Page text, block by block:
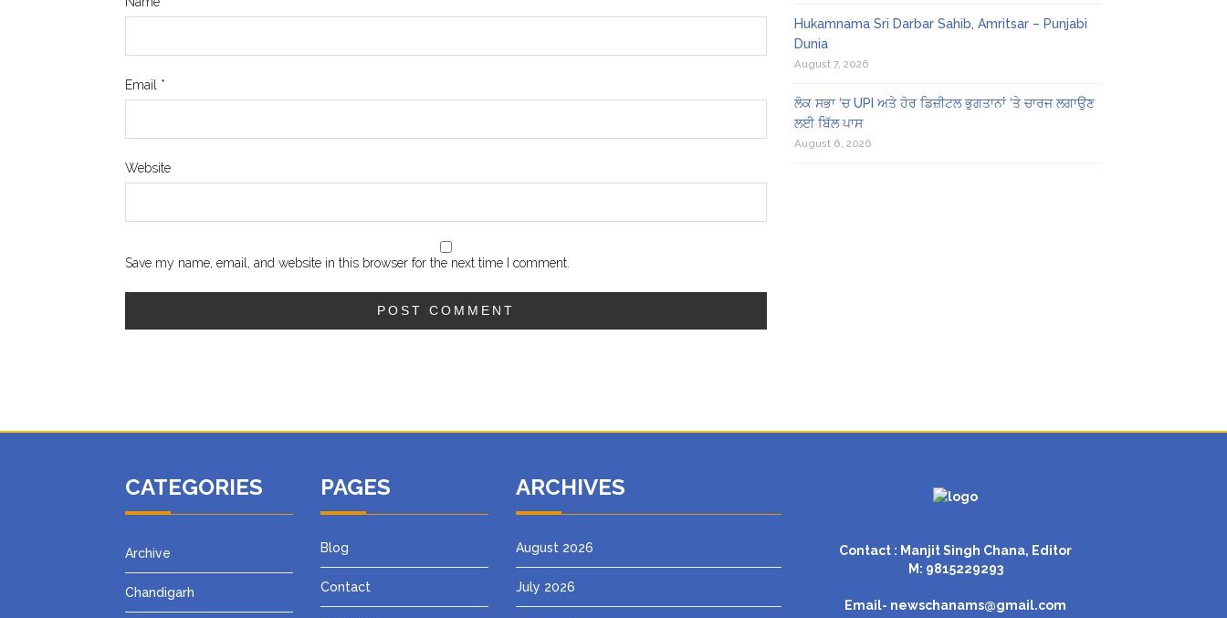
Email *
Website
Save my name, email, and website in this browser for the next time I comment.
Hukamnama Sri Darbar Sahib, Amritsar – Punjabi
Dunia
August 7, 2026
ਲੋਕ ਸਭਾ ‘ਚ UPI ਅਤੇ ਹੋਰ ਡਿਜ਼ੀਟਲ ਭੁਗਤਾਨਾਂ ‘ਤੇ ਚਾਰਜ ਲਗਾਉਣ
ਲਈ ਬਿੱਲ ਪਾਸ
August 6, 2026
CATEGORIES
Archive
Chandigarh
PAGES
Blog
Contact
ARCHIVES
August 2026
July 2026
Contact : Manjit Singh Chana, Editor
M: 9815229293
Email- newschanams@gmail.com